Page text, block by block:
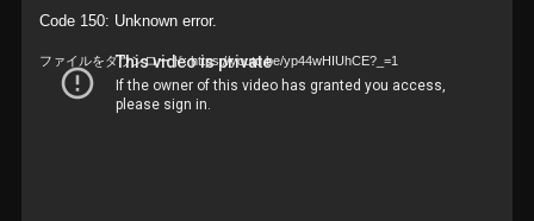
Code 150: Unknown error.
ファイルをダウンロード: https://youtu.be/yp44wHIUhCE?_=1